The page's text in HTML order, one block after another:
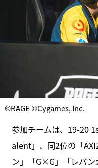
©RAGE ©Cygames, Inc.
参加チームは、19-20
alent」、同2位の「
ン」「G×G」「レバ